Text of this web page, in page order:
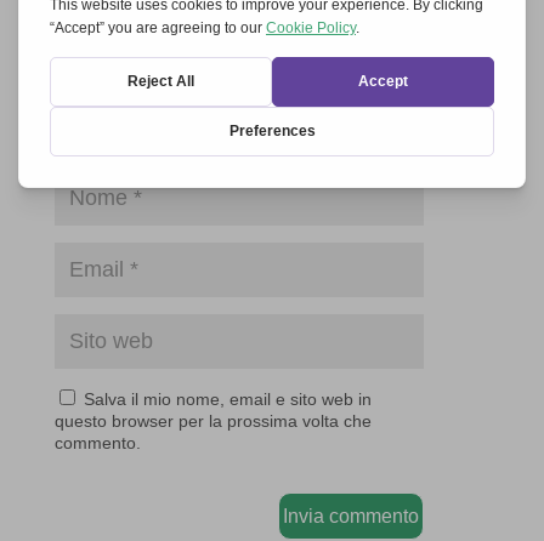
Salva il mio nome, email e sito web in
questo browser per la prossima volta che
commento.
Invia commento